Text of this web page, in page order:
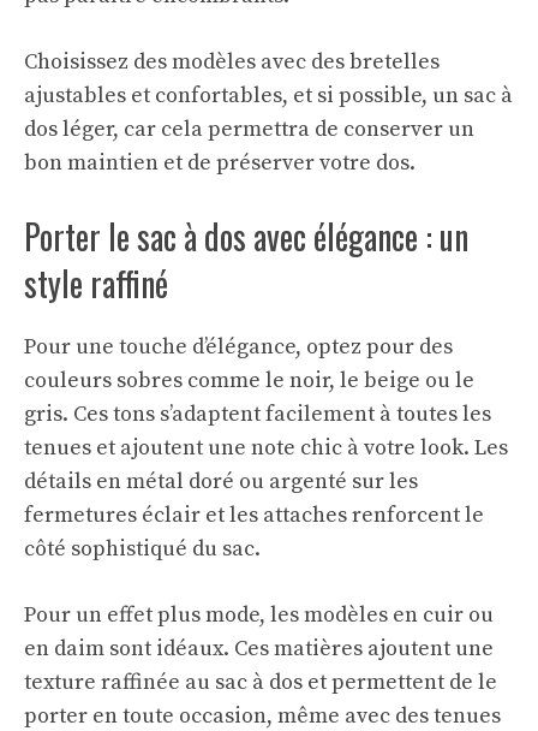
Choisissez des modèles avec des bretelles
ajustables et confortables, et si possible, un sac à
dos léger, car cela permettra de conserver un
bon maintien et de préserver votre dos.
Porter le sac à dos avec élégance : un
style raffiné
Pour une touche d’élégance, optez pour des
couleurs sobres comme le noir, le beige ou le
gris. Ces tons s’adaptent facilement à toutes les
tenues et ajoutent une note chic à votre look. Les
détails en métal doré ou argenté sur les
fermetures éclair et les attaches renforcent le
côté sophistiqué du sac.
Pour un effet plus mode, les modèles en cuir ou
en daim sont idéaux. Ces matières ajoutent une
texture raffinée au sac à dos et permettent de le
porter en toute occasion, même avec des tenues